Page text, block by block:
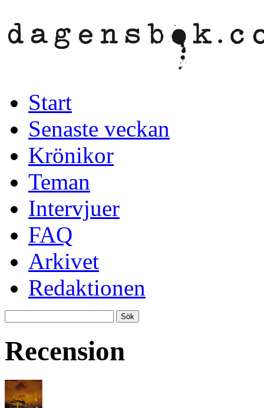
Start
Senaste veckan
Krönikor
Teman
Intervjuer
FAQ
Arkivet
Redaktionen
Recension